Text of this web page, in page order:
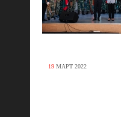
19 МАРТ 2022